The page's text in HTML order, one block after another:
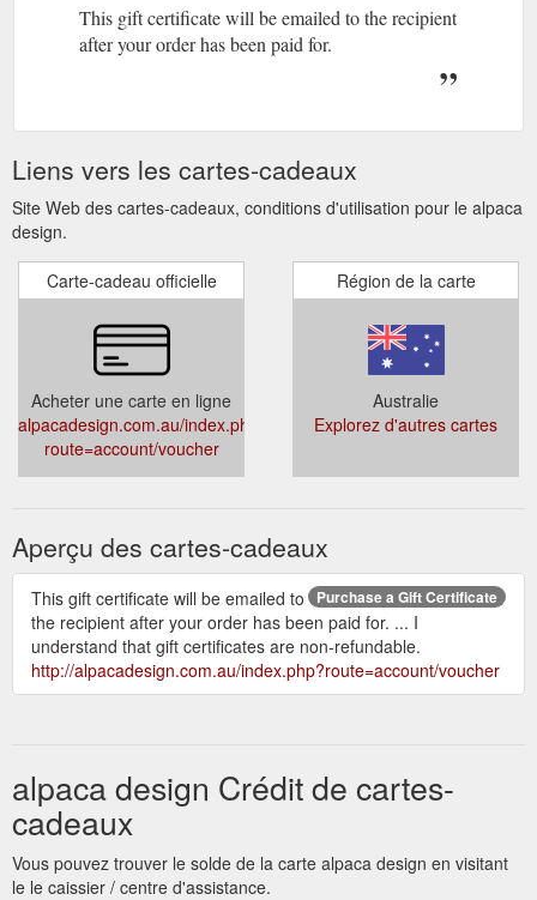
This gift certificate will be emailed to the recipient
after your order has been paid for.
Liens vers les cartes-cadeaux
Site Web des cartes-cadeaux, conditions d'utilisation pour le alpaca
design.
Carte-cadeau officielle
Acheter une carte en ligne
alpacadesign.com.au/index.php?
route=account/voucher
Région de la carte
Australie
Explorez d'autres cartes
Aperçu des cartes-cadeaux
Purchase a Gift Certificate
This gift certificate will be emailed to
the recipient after your order has been paid for. ... I
understand that gift certificates are non-refundable.
http://alpacadesign.com.au/index.php?route=account/voucher
alpaca design Crédit de cartes-
cadeaux
Vous pouvez trouver le solde de la carte alpaca design en visitant
le le caissier / centre d'assistance.